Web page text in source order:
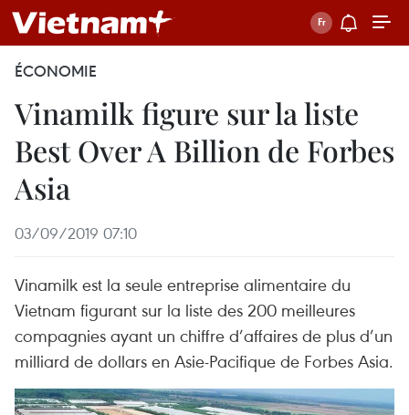
ÉCONOMIE
Vinamilk figure sur la liste
Best Over A Billion de Forbes
Asia
03/09/2019 07:10
Vinamilk est la seule entreprise alimentaire du
Vietnam figurant sur la liste des 200 meilleures
compagnies ayant un chiffre d’affaires de plus d’un
milliard de dollars en Asie-Pacifique de Forbes Asia.